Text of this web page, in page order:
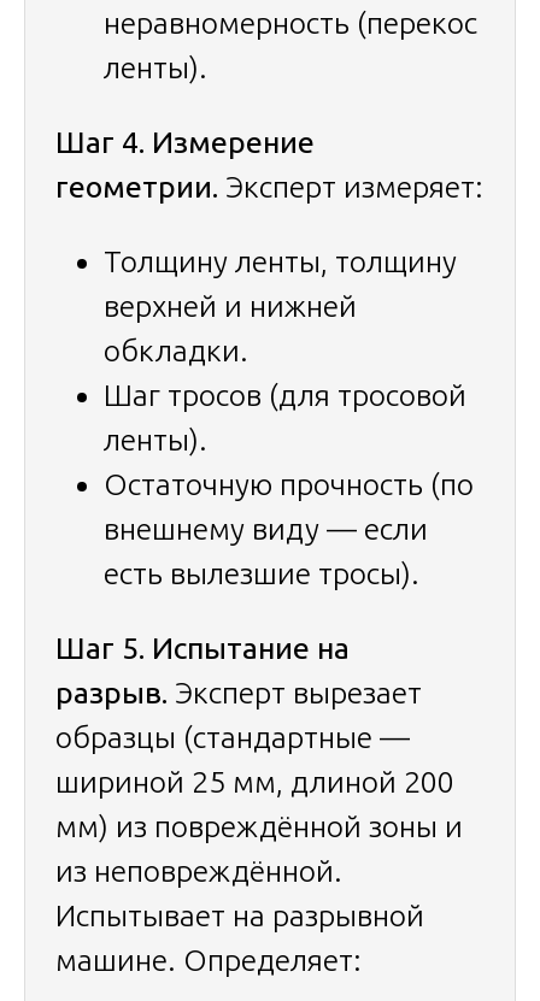
неравномерность (перекос
ленты).
Шаг 4. Измерение
геометрии. Эксперт измеряет:
Толщину ленты, толщину
верхней и нижней
обкладки.
Шаг тросов (для тросовой
ленты).
Остаточную прочность (по
внешнему виду — если
есть вылезшие тросы).
Шаг 5. Испытание на
разрыв. Эксперт вырезает
образцы (стандартные —
шириной 25 мм, длиной 200
мм) из повреждённой зоны и
из неповреждённой.
Испытывает на разрывной
машине. Определяет: